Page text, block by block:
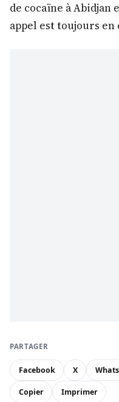
de cocaïne à Abidjan
appel est toujours en
PARTAGER
Facebook X
Copier Imprimer